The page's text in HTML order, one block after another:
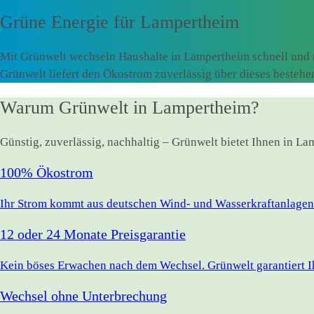
Grüne Energie für Lampertheim
Mit Grünwelt wechseln Haushalte in Lampertheim schnell
Grünwelt liefert den Ökostrom zuverlässig über dieses
Warum Grünwelt in Lampertheim?
Günstig, zuverlässig, nachhaltig – Grünwelt bietet Ihnen in
100% Ökostrom
Ihr Strom kommt aus deutschen Wind- und
12 oder 24 Monate Preisgarantie
Kein böses Erwachen nach dem Wechsel. Grünwelt
Wechsel ohne Unterbrechung